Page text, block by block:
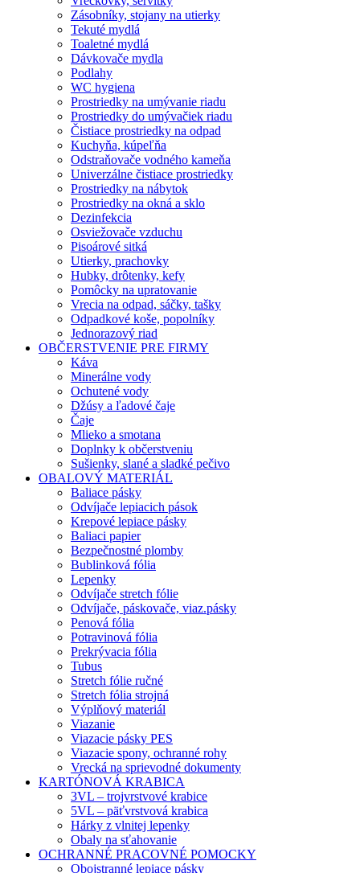
Zásobníky, stojany na utierky
Tekuté mydlá
Toaletné mydlá
Dávkovače mydla
Podlahy
WC hygiena
Prostriedky na umývanie riadu
Prostriedky do umývačiek riadu
Čistiace prostriedky na odpad
Kuchyňa, kúpeľňa
Odstraňovače vodného kameňa
Univerzálne čistiace prostriedky
Prostriedky na nábytok
Prostriedky na okná a sklo
Dezinfekcia
Osviežovače vzduchu
Pisoárové sitká
Utierky, prachovky
Hubky, drôtenky, kefy
Pomôcky na upratovanie
Vrecia na odpad, sáčky, tašky
Odpadkové koše, popolníky
Jednorazový riad
OBČERSTVENIE PRE FIRMY
Káva
Minerálne vody
Ochutené vody
Džúsy a ľadové čaje
Čaje
Mlieko a smotana
Doplnky k občerstveniu
Sušienky, slané a sladké pečivo
OBALOVÝ MATERIÁL
Baliace pásky
Odvíjače lepiacich pások
Krepové lepiace pásky
Baliaci papier
Bezpečnostné plomby
Bublinková fólia
Lepenky
Odvíjače stretch fólie
Odvíjače, páskovače, viaz.pásky
Penová fólia
Potravinová fólia
Prekrývacia fólia
Tubus
Stretch fólie ručné
Stretch fólia strojná
Výplňový materiál
Viazanie
Viazacie pásky PES
Viazacie spony, ochranné rohy
Vrecká na sprievodné dokumenty
KARTÓNOVÁ KRABICA
3VL – trojvrstvové krabice
5VL – päťvrstvová krabica
Hárky z vlnitej lepenky
Obaly na sťahovanie
OCHRANNÉ PRACOVNÉ POMOCKY
Obojstranné lepiace pásky